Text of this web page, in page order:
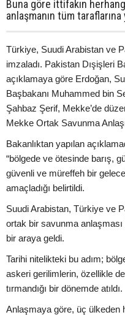
Buna göre ittifakın
anlaşmanın tüm taraflarına
Türkiye, Suudi Arabistan ve
imzaladı. Pakistan Dışişleri
açıklamaya göre Erdoğan,
Başbakanı Muhammed bin
Şahbaz Şerif, Mekke’de
Mekke Ortak Savunma
Bakanlıktan yapılan
“bölgede ve ötesinde barış,
güvenli ve müreffeh bir
amaçladığı belirtildi.
Suudi Arabistan, Türkiye ve
ortak bir savunma
bir araya geldi.
Tarihi nitelikteki bu adım;
askeri gerilimlerin, özellikle
tırmandığı bir dönemde atıldı.
Anlaşmaya göre, üç ülkeden